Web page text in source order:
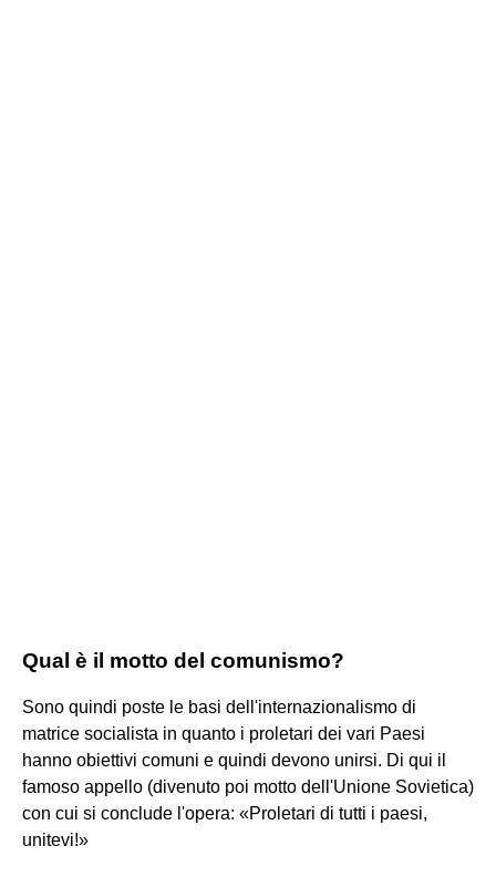
Qual è il motto del comunismo?
Sono quindi poste le basi dell'internazionalismo di
matrice socialista in quanto i proletari dei vari Paesi
hanno obiettivi comuni e quindi devono unirsi. Di qui il
famoso appello (divenuto poi motto dell'Unione Sovietica)
con cui si conclude l'opera: «Proletari di tutti i paesi,
unitevi!»